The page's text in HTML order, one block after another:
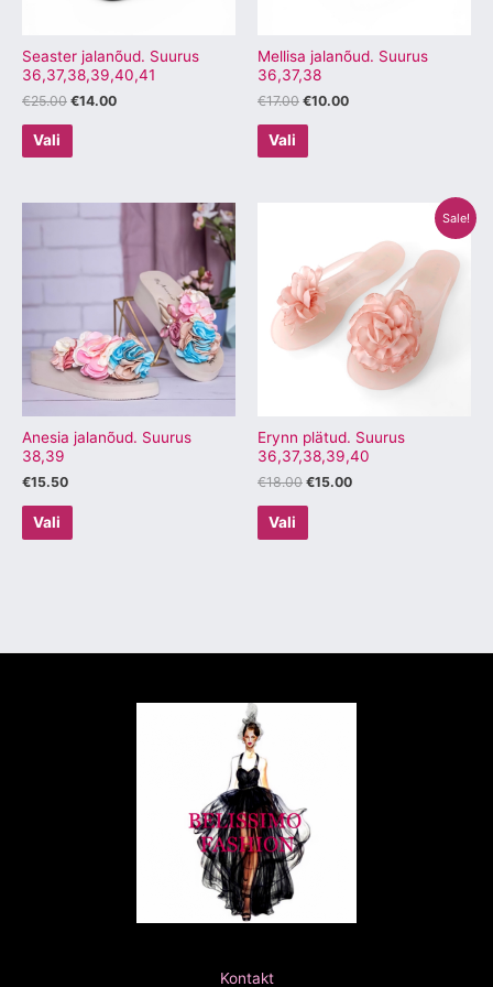
Seaster jalanõud. Suurus
36,37,38,39,40,41
€25.00 €14.00
Vali
tootelehel.
Mellisa jalanõud. Suurus
36,37,38
€17.00 €10.00
Vali
tootelehel.
Anesia jalanõud. Suurus
38,39
€15.50
Vali
Sellel
tootel
varianti.
Valikuid
saab
tootelehel.
Sale!
Erynn plätud. Suurus
36,37,38,39,40
€18.00
€18.00.
€15.00
on:
€15.00.
Vali
on
mitu
varianti.
Valikuid
tootelehel.
Kontakt